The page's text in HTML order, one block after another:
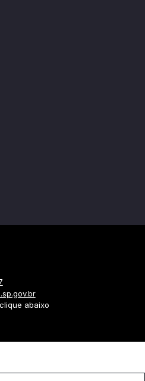
clique abaixo